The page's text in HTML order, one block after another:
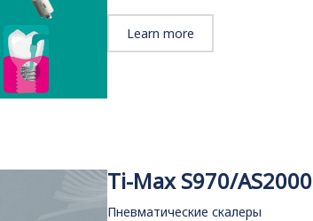
Learn more
Ti-Max S970/AS2000
Пневматические скалеры